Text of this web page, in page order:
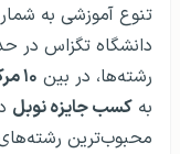
تنوع آموزشی به
دانشگاه تگزاس در
رشته‌ها، در بین ۱۰ مرکز برتر آموزشی جهان
به کسب جایزه نوبل
محبوب‌ترین